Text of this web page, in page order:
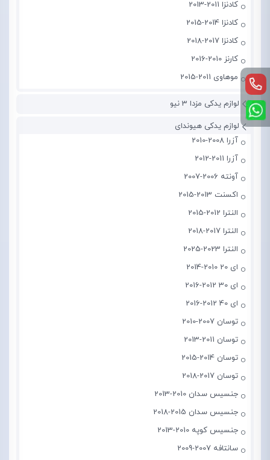
کادنزا 2011-2013
کادنزا 2014-2015
کادنزا 2017-2018
کارنز 2010-2016
موهاوی 2011-2015
لوازم یدکی مزدا 3 نیو
لوازم یدکی هیوندای
آزرا 2008-2010
آزرا 2011-2012
آونته 2006-2007
اکسنت 2013-2015
النترا 2012-2015
النترا 2017-2018
النترا 2023-2025
ای 20 2010-2014
ای 30 2012-2016
ای 40 2012-2016
توسان 2007-2010
توسان 2011-2013
توسان 2014-2015
توسان 2017-2018
جنسیس سدان 2010-2013
جنسیس سدان 2015-2018
جنسیس کوپه 2010-2013
سانتافه 2007-2009